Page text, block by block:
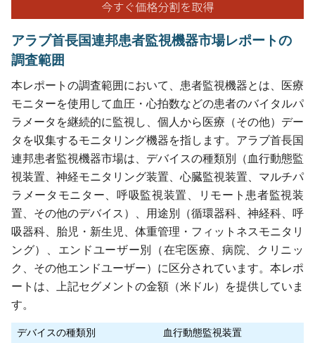
アラブ首長国連邦患者監視機器市場レポートの
調査範囲
本レポートの調査範囲において、患者監視機器とは、医療
モニターを使用して血圧・心拍数などの患者のバイタルパ
ラメータを継続的に監視し、個人から医療（その他）デー
タを収集するモニタリング機器を指します。アラブ首長国
連邦患者監視機器市場は、デバイスの種類別（血行動態監
視装置、神経モニタリング装置、心臓監視装置、マルチパ
ラメータモニター、呼吸監視装置、リモート患者監視装
置、その他のデバイス）、用途別（循環器科、神経科、呼
吸器科、胎児・新生児、体重管理・フィットネスモニタリ
ング）、エンドユーザー別（在宅医療、病院、クリニッ
ク、その他エンドユーザー）に区分されています。本レポ
ートは、上記セグメントの金額（米ドル）を提供していま
す。
デバイスの種類別
血行動態監視装置